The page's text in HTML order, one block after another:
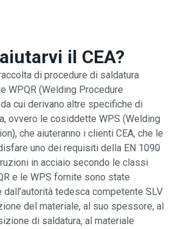
il CEA?
di procedure di saldatura
WPQR (Welding Procedure
cui derivano altre specifiche di
ovvero le cosiddette WPS (Welding
che aiuteranno i clienti CEA, che le
uno dei requisiti della EN 1090
in acciaio secondo le classi
e le WPS fornite sono state
tedesca competente SLV
del materiale, al suo spessore, al
di saldatura, al materiale